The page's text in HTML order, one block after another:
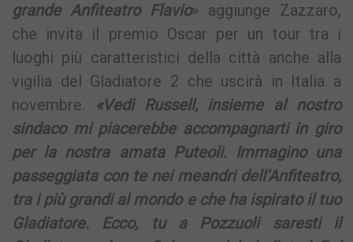
grande Anfiteatro Flavio» aggiunge Zazzaro,
che invita il premio Oscar per un tour tra i
luoghi più caratteristici della città anche alla
vigilia del Gladiatore 2 che uscirà in Italia a
novembre. «Vedi Russell, insieme al nostro
sindaco mi piacerebbe accompagnarti in giro
per la nostra amata Puteoli. Immagino una
passeggiata con te nei meandri dell’Anfiteatro,
tra i più grandi al mondo e che ha ispirato il tuo
Gladiatore. Ecco, tu a Pozzuoli saresti il